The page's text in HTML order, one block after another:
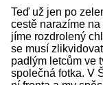
Teď už jen po
cestě narazíme
jíme rozdrolený
se musí
padlým letcům ve
společná fotka. V